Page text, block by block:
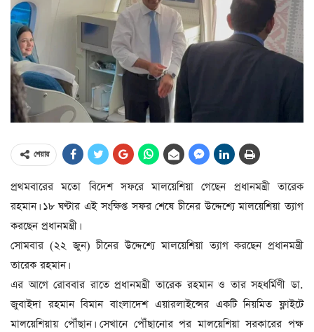
শেয়ার
প্রথমবারের মতো বিদেশ সফরে মালয়েশিয়া গেছেন প্রধানমন্ত্রী তারেক
রহমান। ১৮ ঘণ্টার এই সংক্ষিপ্ত সফর শেষে চীনের উদ্দেশ্যে মালয়েশিয়া ত্যাগ
করছেন প্রধানমন্ত্রী।
সোমবার (২২ জুন) চীনের উদ্দেশ্যে মালয়েশিয়া ত্যাগ করছেন প্রধানমন্ত্রী
তারেক রহমান।
এর আগে রোববার রাতে প্রধানমন্ত্রী তারেক রহমান ও তার সহধর্মিণী ডা.
জুবাইদা রহমান বিমান বাংলাদেশ এয়ারলাইন্সের একটি নিয়মিত ফ্লাইটে
মালয়েশিয়ায় পৌঁছান। সেখানে পৌঁছানোর পর মালয়েশিয়া সরকারের পক্ষ